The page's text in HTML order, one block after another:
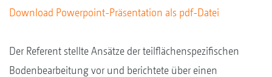
Download Powerpoint-Präsentation als pdf-Datei
Der Referent stellte Ansätze der teilflächenspezifischen
Bodenbearbeitung vor und berichtete über einen